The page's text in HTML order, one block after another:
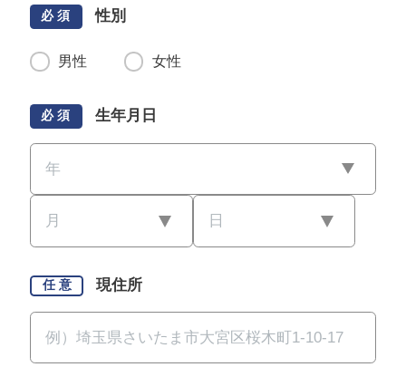
必 須 性別
男性 女性
必 須 生年月日
任 意 現住所